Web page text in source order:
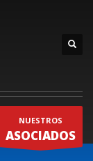
NUESTROS
ASOCIADOS